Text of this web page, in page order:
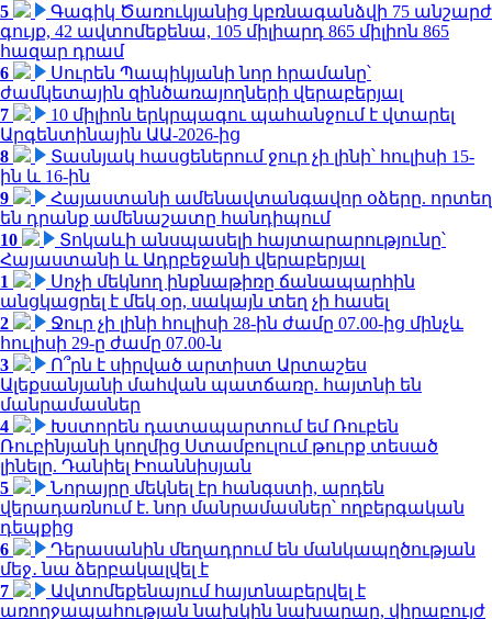
5
Գագիկ Ծառուկյանից կբռնագանձվի 75 անշարժ
գույք, 42 ավտոմեքենա, 105 միլիարդ 865 միլիոն 865
հազար դրամ
6
Սուրեն Պապիկյանի նոր հրամանը՝
ժամկետային զինծառայողների վերաբերյալ
7
10 միլիոն երկրպագու պահանջում է վտարել
Արգենտինային ԱԱ-2026-ից
8
Տասնյակ հասցեներում ջուր չի լինի՝ հուլիսի 15-
ին և 16-ին
9
Հայաստանի ամենավտանգավոր օձերը. որտեղ
են դրանք ամենաշատը հանդիպում
10
Տոկաևի անսպասելի հայտարարությունը՝
Հայաստանի և Ադրբեջանի վերաբերյալ
1
Սոչի մեկնող ինքնաթիռը ճանապարհին
անցկացրել է մեկ օր, սակայն տեղ չի հասել
2
Ջուր չի լինի հուլիսի 28-ին ժամը 07.00-ից մինչև
հուլիսի 29-ը ժամը 07.00-ն
3
Ո՞րն է սիրված արտիստ Արտաշես
Ալեքսանյանի մահվան պատճառը. հայտնի են
մանրամասներ
4
Խստորեն դատապարտում եմ Ռուբեն
Ռուբինյանի կողմից Ստամբուլում թուրք տեսած
լինելը. Դանիել Իոաննիսյան
5
Նորայրը մեկնել էր հանգստի, արդեն
վերադառնում է. նոր մանրամասներ՝ ողբերգական
դեպքից
6
Դերասանին մեղադրում են մանկապղծության
մեջ․ նա ձերբակալվել է
7
Ավտոմեքենայում հայտնաբերվել է
առողջապահության նախկին նախարար, վիրաբույժ